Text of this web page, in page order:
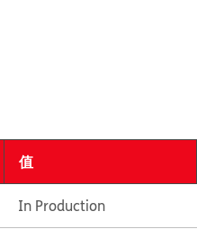
值
In Production